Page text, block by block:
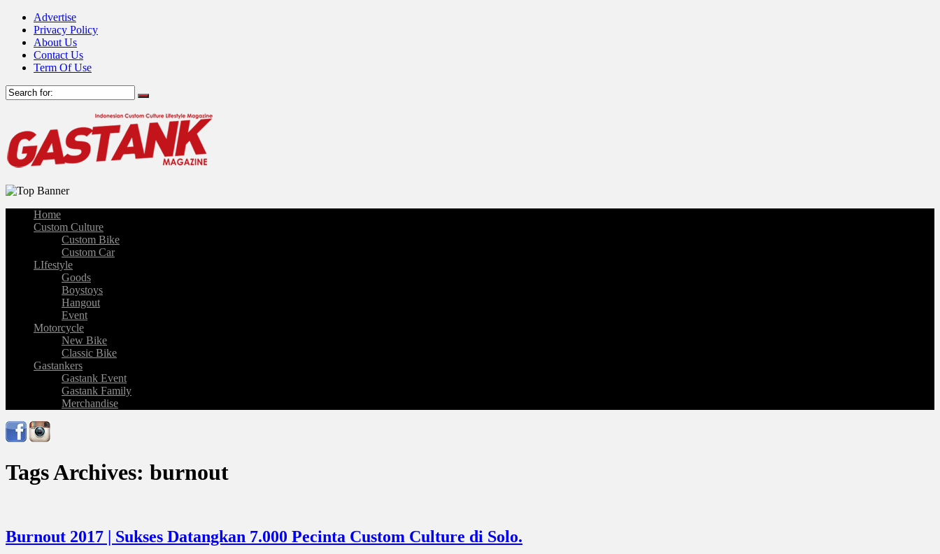
Advertise
Privacy Policy
About Us
Contact Us
Term Of Use
Home
Custom Culture
Custom Bike
Custom Car
LIfestyle
Goods
Boystoys
Hangout
Event
Motorcycle
New Bike
Classic Bike
Gastankers
Gastank Event
Gastank Family
Merchandise
Tags Archives: burnout
Burnout 2017 | Sukses Datangkan 7.000 Pecinta Custom Culture di Solo.